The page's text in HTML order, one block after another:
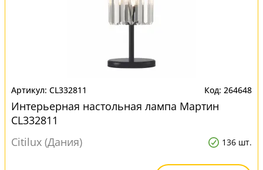
CL332811 264648
Интерьерная настольная лампа Мартин
CL332811
Citilux (Дания)
136 шт.